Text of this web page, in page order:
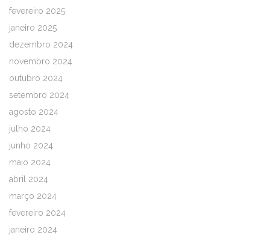
fevereiro 2025
janeiro 2025
dezembro 2024
novembro 2024
outubro 2024
setembro 2024
agosto 2024
julho 2024
junho 2024
maio 2024
abril 2024
março 2024
fevereiro 2024
janeiro 2024